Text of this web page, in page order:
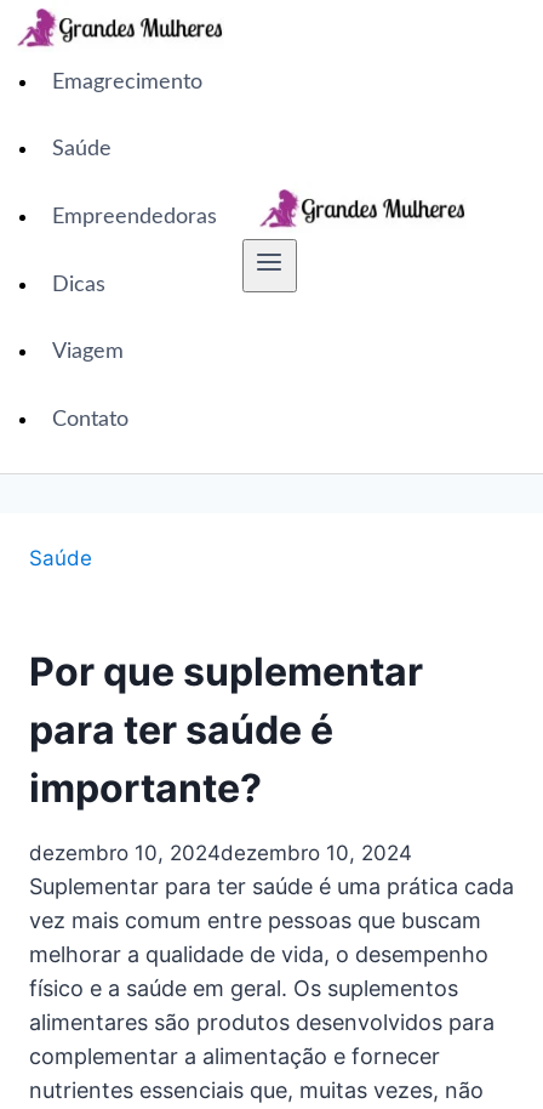
Pular
para
Emagrecimento
Saúde
Empreendedoras
Dicas
Viagem
Contato
Saúde
Por que suplementar
para ter saúde é
importante?
dezembro 10, 2024dezembro 10, 2024
Suplementar para ter saúde é uma prática cada
vez mais comum entre pessoas que buscam
melhorar a qualidade de vida, o desempenho
físico e a saúde em geral. Os suplementos
alimentares são produtos desenvolvidos para
complementar a alimentação e fornecer
nutrientes essenciais que, muitas vezes, não